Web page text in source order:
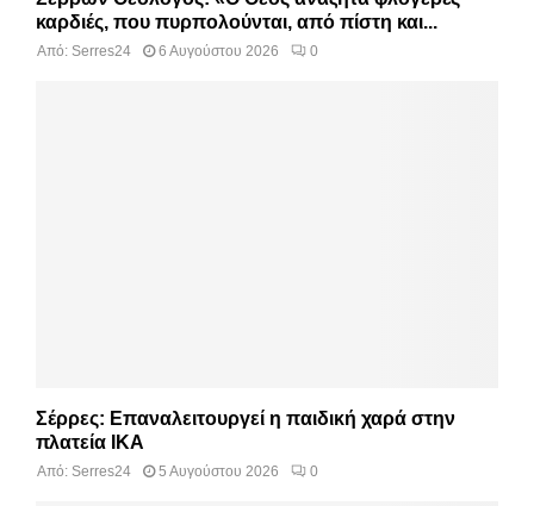
καρδιές, που πυρπολούνται, από πίστη και...
Από: Serres24 6 Αυγούστου 2026 0
Σέρρες: Επαναλειτουργεί η παιδική χαρά στην
πλατεία ΙΚΑ
Από: Serres24 5 Αυγούστου 2026 0